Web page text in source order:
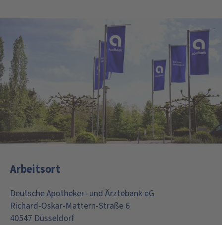
Arbeitsort
Deutsche Apotheker- und Ärztebank eG
Richard-Oskar-Mattern-Straße 6
40547 Düsseldorf